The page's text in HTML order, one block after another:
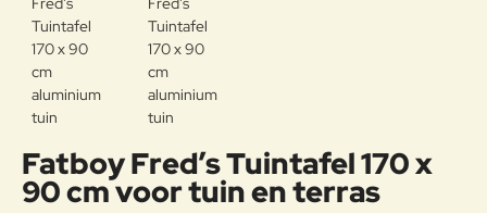
Fatboy Fred’s Tuintafel 170 x
90 cm voor tuin en terras